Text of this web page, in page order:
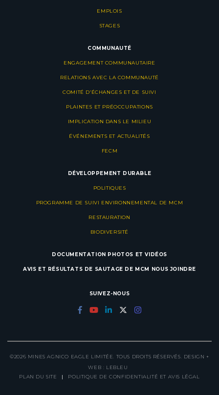
EMPLOIS
STAGES
COMMUNAUTÉ
ENGAGEMENT COMMUNAUTAIRE
RELATIONS AVEC LA COMMUNAUTÉ
COMITÉ D’ÉCHANGES ET DE SUIVI
PLAINTES ET PRÉOCCUPATIONS
IMPLICATION DANS LE MILIEU
ÉVÉNEMENTS ET ACTUALITÉS
FECM
DÉVELOPPEMENT DURABLE
POLITIQUES
PROGRAMME DE SUIVI ENVIRONNEMENTAL DE MCM
RESTAURATION
BIODIVERSITÉ
DOCUMENTATION PHOTOS ET VIDÉOS
AVIS ET RÉSULTATS DE SAUTAGE DE MCM NOUS JOINDRE
SUIVEZ-NOUS
©2026 MINES AGNICO EAGLE LIMITÉE. TOUS DROITS RÉSERVÉS. DESIGN +
WEB : LEBLEU
PLAN DU SITE
| POLITIQUE DE CONFIDENTIALITÉ ET AVIS LÉGAL